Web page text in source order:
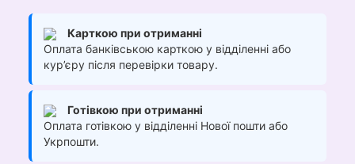
Карткою при отриманні
Оплата банківською карткою у відділенні або
кур’єру після перевірки товару.
Готівкою при отриманні
Оплата готівкою у відділенні Нової пошти або
Укрпошти.